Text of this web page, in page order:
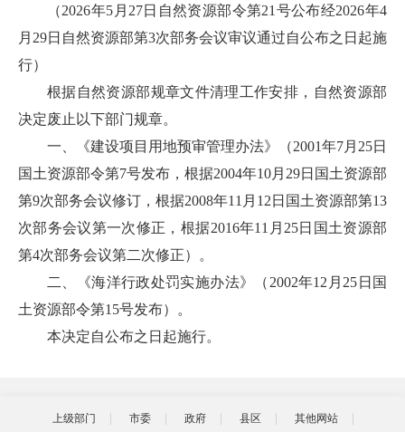
（2026年5月27日自然资源部令第21号公布经2026年4
月29日自然资源部第3次部务会议审议通过自公布之日起施
行）
根据自然资源部规章文件清理工作安排，自然资源部
决定废止以下部门规章。
一、《建设项目用地预审管理办法》（2001年7月25日
国土资源部令第7号发布，根据2004年10月29日国土资源部
第9次部务会议修订，根据2008年11月12日国土资源部第13
次部务会议第一次修正，根据2016年11月25日国土资源部
第4次部务会议第二次修正）。
二、《海洋行政处罚实施办法》（2002年12月25日国
土资源部令第15号发布）。
本决定自公布之日起施行。
上级部门 市委 政府 县区 其他网站